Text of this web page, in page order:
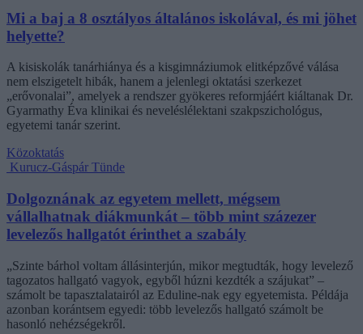
Mi a baj a 8 osztályos általános iskolával, és mi jöhet
helyette?
A kisiskolák tanárhiánya és a kisgimnáziumok elitképzővé válása
nem elszigetelt hibák, hanem a jelenlegi oktatási szerkezet
„erővonalai”, amelyek a rendszer gyökeres reformjáért kiáltanak Dr.
Gyarmathy Éva klinikai és neveléslélektani szakpszichológus,
egyetemi tanár szerint.
Közoktatás
Kurucz-Gáspár Tünde
Dolgoznának az egyetem mellett, mégsem
vállalhatnak diákmunkát – több mint százezer
levelezős hallgatót érinthet a szabály
„Szinte bárhol voltam állásinterjún, mikor megtudták, hogy levelező
tagozatos hallgató vagyok, egyből húzni kezdték a szájukat” –
számolt be tapasztalatairól az Eduline-nak egy egyetemista. Példája
azonban korántsem egyedi: több levelezős hallgató számolt be
hasonló nehézségekről.